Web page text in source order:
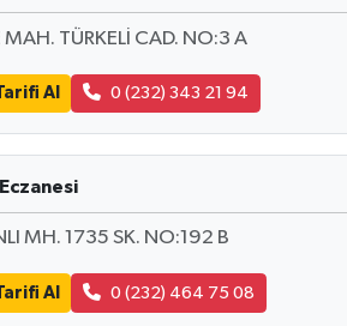
MAH. TÜRKELİ CAD. NO:3 A
Al 0 (232) 343 21 94
MH. 1735 SK. NO:192 B
Al 0 (232) 464 75 08